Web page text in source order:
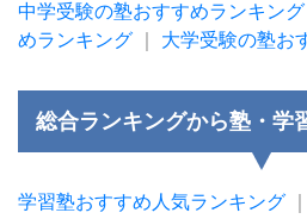
中学受験の塾おすすめランキング
めランキング
大学受験の塾お
総合ランキングから塾・学
学習塾おすすめ人気ランキング